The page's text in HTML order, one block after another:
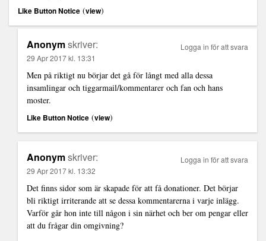
Like Button Notice (view)
Anonymskriver:
29 Apr 2017 kl. 13:31
Men på riktigt nu börjar det gå för långt med alla dessa
insamlingar och tiggarmail/kommentarer och fan och hans
moster.
Like Button Notice (view)
Logga in för att svara
Anonymskriver:
29 Apr 2017 kl. 13:32
Det finns sidor som är skapade för att få donationer. Det börjar
bli riktigt irriterande att se dessa kommentarerna i varje inlägg.
Varför går hon inte till någon i sin närhet och ber om pengar eller
att du frågar din omgivning?
Logga in för att svara